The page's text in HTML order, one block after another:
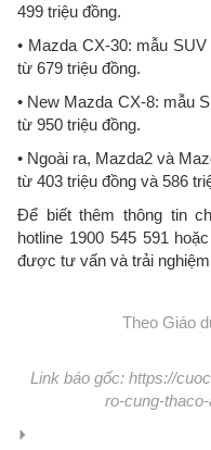
499 triệu đồng.
• Mazda CX-30: mẫu
từ 679 triệu đồng.
• New Mazda CX-8: mẫu
từ 950 triệu đồng.
• Ngoài ra, Mazda2 và
từ 403 triệu đồng và 586
Để biết thêm thông tin
hotline 1900 545 591
được tư vấn và trải
Theo Giáo
Link báo gốc: https://
ro-cung-